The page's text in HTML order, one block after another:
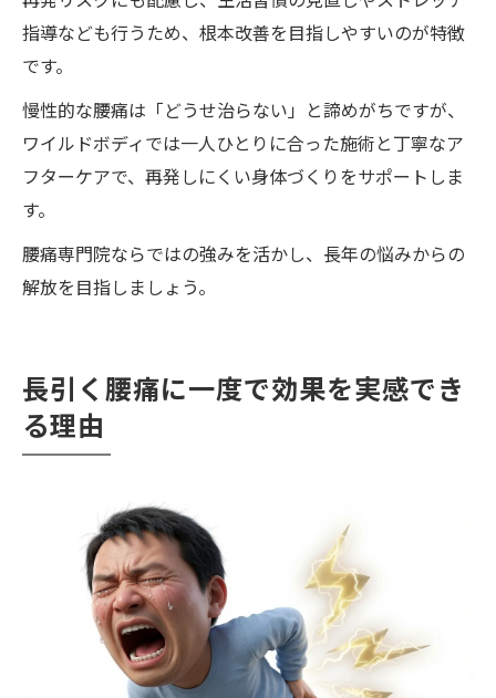
指導なども行うため、根本改善を目指しやすいのが特徴
です。
慢性的な腰痛は「どうせ治らない」と諦めがちですが、
ワイルドボディでは一人ひとりに合った施術と丁寧なア
フターケアで、再発しにくい身体づくりをサポートしま
す。
腰痛専門院ならではの強みを活かし、長年の悩みからの
解放を目指しましょう。
長引く腰痛に一度で効果を実感でき
る理由